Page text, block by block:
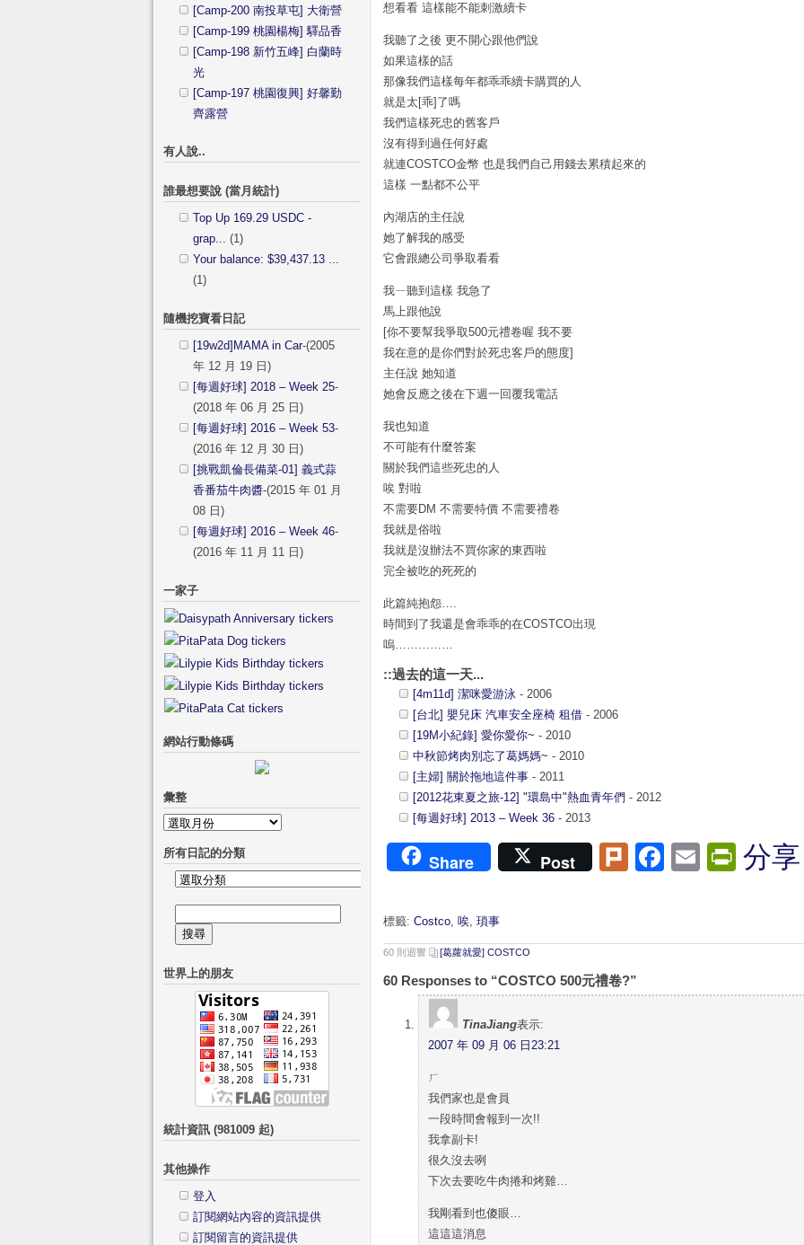
想看看 這樣能不能刺激續卡
我聽了之後 更不開心跟他們說
如果這樣的話
那像我們這樣每年都乖乖續卡購買的人
就是太[乖]了嗎
我們這樣死忠的舊客戶
沒有得到過任何好處
就連COSTCO金幣 也是我們自己用錢去累積起來的
這樣 一點都不公平
內湖店的主任說
她了解我的感受
它會跟總公司爭取看看
我ㄧ聽到這樣 我急了
馬上跟他說
[你不要幫我爭取500元禮卷喔 我不要
我在意的是你們對於死忠客戶的態度]
主任說 她知道
她會反應之後在下週一回覆我電話
我也知道
不可能有什麼答案
關於我們這些死忠的人
唉 對啦
不需要DM 不需要特價 不需要禮卷
我就是俗啦
我就是沒辦法不買你家的東西啦
完全被吃的死死的
此篇純抱怨….
時間到了我還是會乖乖的在COSTCO出現
嗚……………
::過去的這一天...
[4m11d] 潔咪愛游泳 - 2006
[台北] 嬰兒床 汽車安全座椅 租借 - 2006
[19M小紀錄] 愛你愛你~ - 2010
中秋節烤肉別忘了葛媽媽~ - 2010
[主婦] 關於拖地這件事 - 2011
[2012花東夏之旅-12] "環島中"熱血青年們 - 2012
[每週好球] 2013 – Week 36 - 2013
Share Post PlurkFacebook
Email分享
標籤: Costco, 唉, 瑣事
60 則迴響 [葛蘿就愛] COSTCO
60 Responses to “COSTCO 500元禮卷?”
TinaJiang表示:
2007 年 09 月 06 日23:21
ㄏ
我們家也是會員
一段時間會報到一次!!
我拿副卡!
很久沒去咧
下次去要吃牛肉捲和烤雞…
我剛看到也傻眼…
這這這消息
[Camp-200 南投草屯] 大衛營
[Camp-199 桃園楊梅] 驛品香
[Camp-198 新竹五峰] 白蘭時
光
[Camp-197 桃園復興] 好馨勤
齊露營
有人說..
誰最想要說 (當月統計)
Top Up 169.29 USDC -
grap... (1)
Your balance: $39,437.13 ...
(1)
隨機挖寶看日記
[19w2d]MAMA in Car-(2005
年 12 月 19 日)
[每週好球] 2018 – Week 25-
(2018 年 06 月 25 日)
[每週好球] 2016 – Week 53-
(2016 年 12 月 30 日)
[挑戰凱倫長備菜-01] 義式蒜
香番茄牛肉醬-(2015 年 01 月
08 日)
[每週好球] 2016 – Week 46-
(2016 年 11 月 11 日)
一家子
網站行動條碼
彙整
彙
整
所有日記的分類
所
日
記
分
尋
鍵
世界上的朋友
統計資訊 (981009 起)
其他操作
登入
訂閱網站內容的資訊提供
訂閱留言的資訊提供